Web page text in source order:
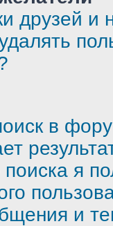
друзей и
в
я
и